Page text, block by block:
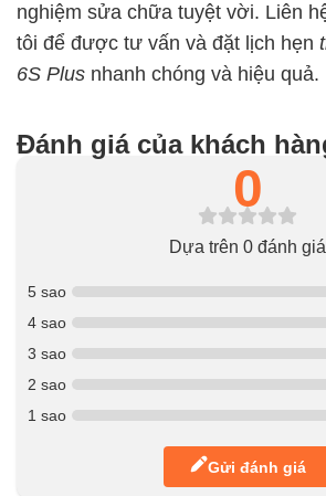
nghiệm sửa chữa tuyệt vời. Liên
tôi để được tư vấn và đặt lịch hẹn
6S Plus nhanh chóng và hiệu quả.
Đánh giá của khách
0
Dựa trên 0 đánh giá
5 sao
4 sao
3 sao
2 sao
1 sao
Gửi đánh giá